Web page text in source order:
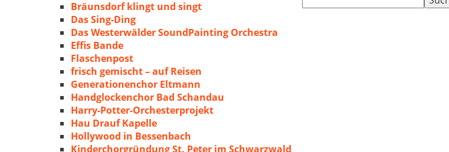
nach:
Bräunsdorf klingt und singt
Das Sing-Ding
Das Westerwälder SoundPainting Orchestra
Effis Bande
Flaschenpost
frisch gemischt – auf Reisen
Generationenchor Eltmann
Handglockenchor Bad Schandau
Harry-Potter-Orchesterprojekt
Hau Drauf Kapelle
Hollywood in Bessenbach
Kinderchorgründung St. Peter im Schwarzwald